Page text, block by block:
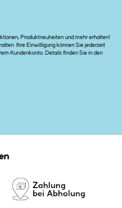
Produktneuheiten und mehr erhalten!
Ihre Einwilligung können Sie jederzeit
Kundenkonto. Details finden Sie in den